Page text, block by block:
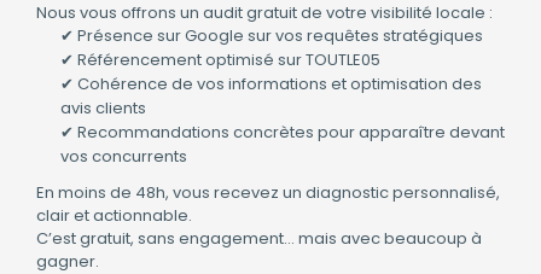
Nous vous offrons un audit gratuit de votre visibilité locale :
✔ Présence sur Google sur vos requêtes stratégiques
✔ Référencement optimisé sur TOUTLE05
✔ Cohérence de vos informations et optimisation des
avis clients
✔ Recommandations concrètes pour apparaître devant
vos concurrents
En moins de 48h, vous recevez un diagnostic personnalisé,
clair et actionnable.
C’est gratuit, sans engagement… mais avec beaucoup à
gagner.